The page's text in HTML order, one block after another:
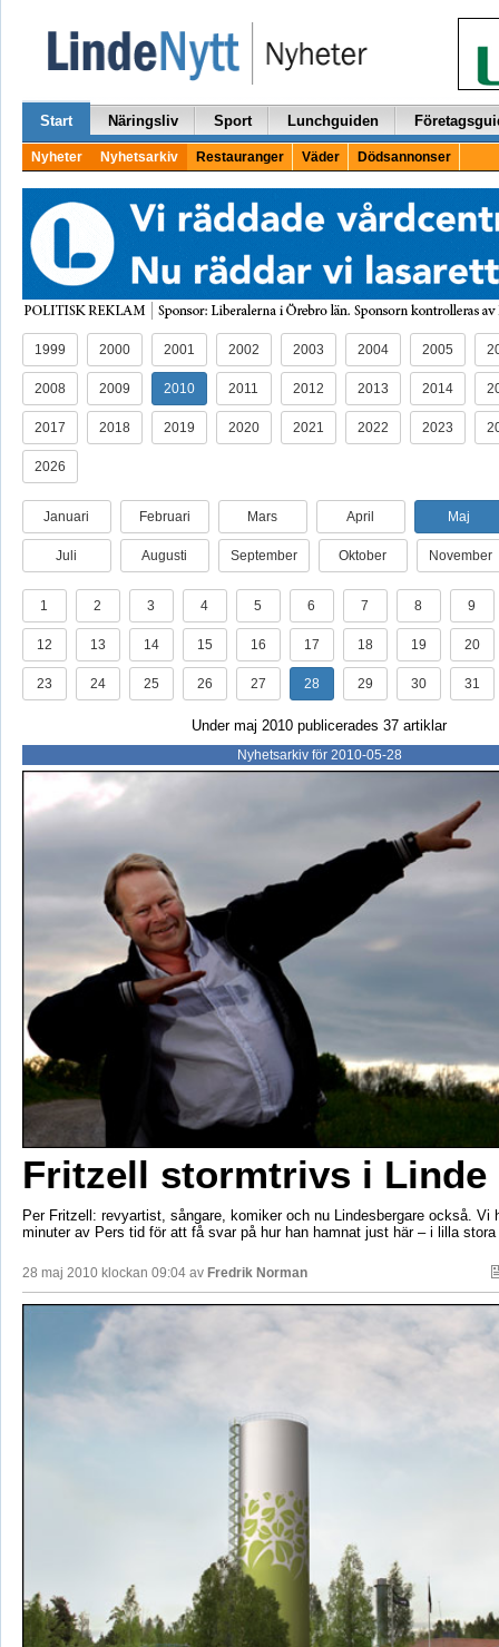
Start Näringsliv Sport Lunchguiden
Nyheter Nyhetsarkiv Restauranger Väder Dödsannonser
1999 2000 2001 2002 2003 2004 2005
2008 2009 2010 2011 2012 2013 2014
2017 2018 2019 2020 2021 2022 2023
2026
Januari Februari Mars April Maj
Juli Augusti September Oktober November
1 2 3 4 5 6 7 8 9
12 13 14 15 16 17 18 19 20
23 24 25 26 27 28 29 30 31
Under maj 2010 publicerades 37 artiklar
Nyhetsarkiv för 2010-05-28
Fritzell stormtrivs i Linde
Per Fritzell: revyartist, sångare, komiker och nu Lindesbergare också. Vi
minuter av Pers tid för att få svar på hur han hamnat just här – i lilla stora
28 maj 2010 klockan 09:04 av Fredrik Norman